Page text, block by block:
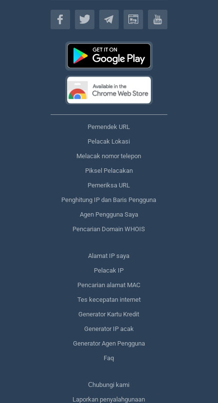
Bahasa
Pemendek URL
Pelacak Lokasi
Melacak nomor telepon
Piksel Pelacakan
Pemeriksa URL
Penghitung IP dan Baris Pengguna
Agen Pengguna Saya
Pencarian Domain WHOIS
Alamat IP saya
Pelacak IP
Pencarian alamat MAC
Tes kecepatan internet
Generator Kartu Kredit
Generator IP acak
Generator Agen Pengguna
Faq
Сhubungi kami
Laporkan penyalahgunaan